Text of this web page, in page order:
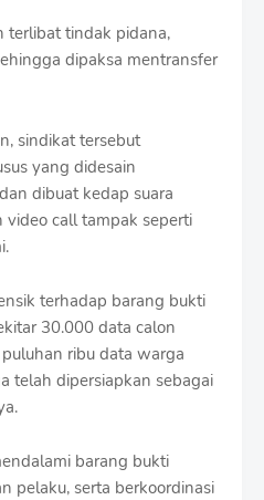
terlibat tindak pidana,
dipaksa mentransfer
sindikat tersebut
yang didesain
dibuat kedap suara
call tampak seperti
terhadap barang bukti
30.000 data calon
ribu data warga
telah dipersiapkan sebagai
barang bukti
pelaku, serta berkoordinasi